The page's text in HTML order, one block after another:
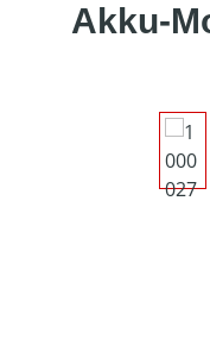
Akku-
Bildergalerie